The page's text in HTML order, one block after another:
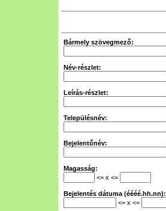
Bármely szövegmező:
Név-részlet:
Leírás-részlet:
Településnév:
Bejelentőnév:
Magasság:
<= x <=
Bejelentés dátuma (éééé.hh.nn):
<= x <=